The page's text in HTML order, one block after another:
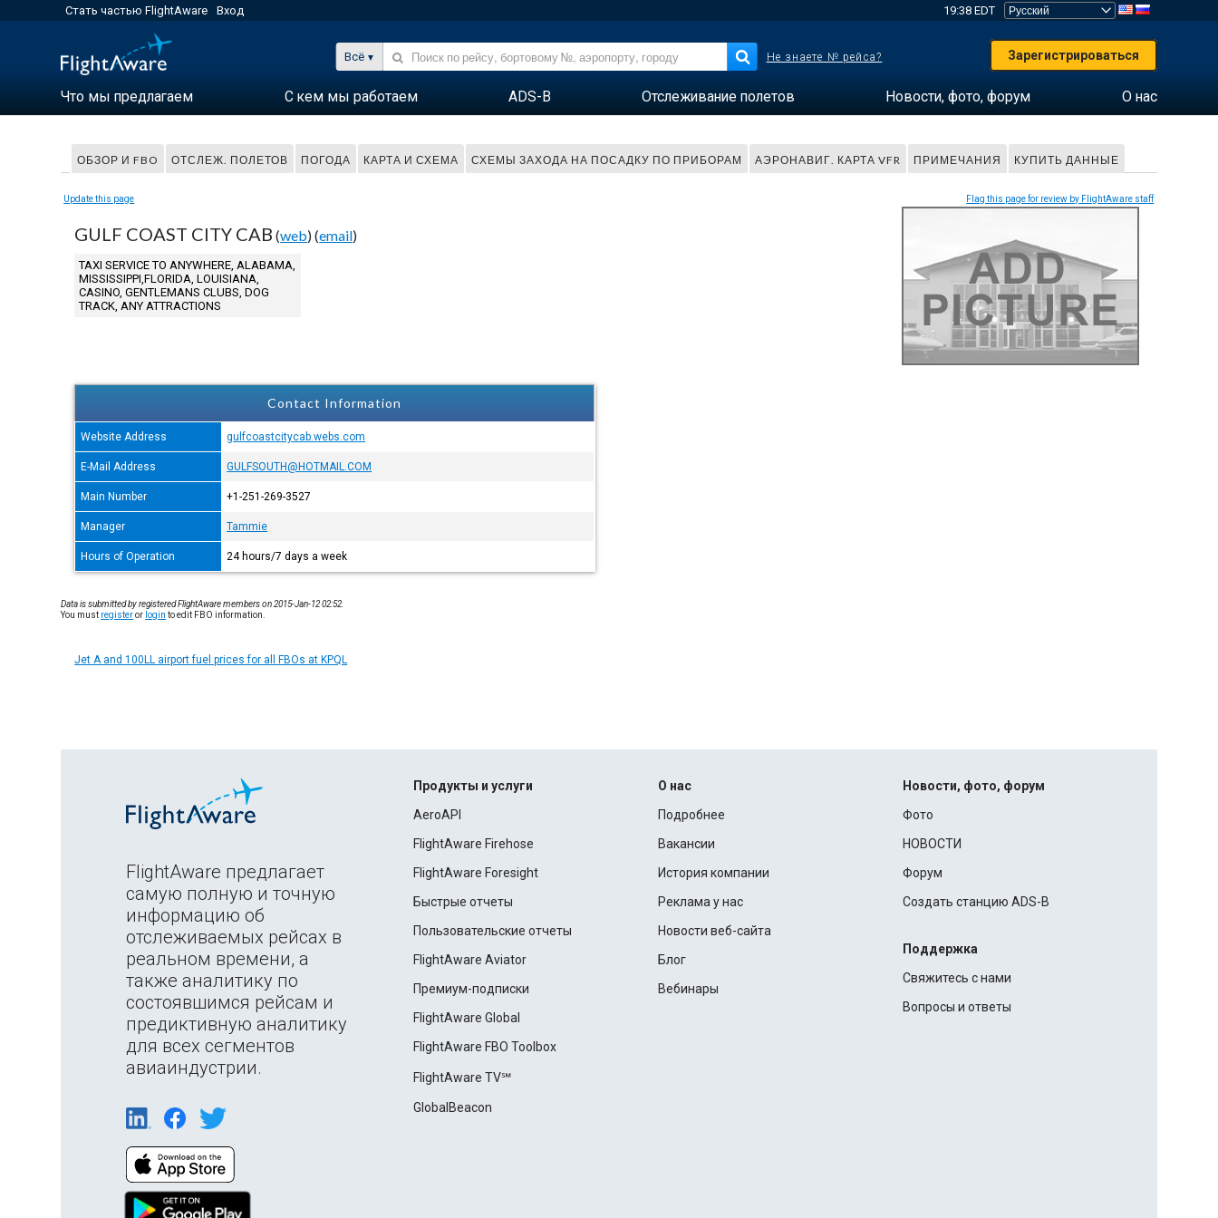
Стать частью FlightAware Вход 19:38 EDT
Всё Не знаете № рейса? Зарегистрироваться
Что мы предлагаем С кем мы работаем ADS-B Отслеживание полетов Новости, фото, форум О нас
ОБЗОР И FBO ОТСЛЕЖ. ПОЛЕТОВ ПОГОДА КАРТА И СХЕМА СХЕМЫ ЗАХОДА НА ПОСАДКУ ПО ПРИБОРАМ АЭРОНАВИГ. КАРТА VFR ПРИМЕЧАНИЯ КУПИТЬ ДАННЫЕ
Update this page Flag this page for review by FlightAware staff
GULF COAST CITY CAB (web) (email)
TAXI SERVICE TO ANYWHERE, ALABAMA,
MISSISSIPPI,FLORIDA, LOUISIANA,
CASINO, GENTLEMANS CLUBS, DOG
TRACK, ANY ATTRACTIONS
Contact Information
Website Address gulfcoastcitycab.webs.com
E-Mail Address GULFSOUTH@HOTMAIL.COM
Main Number +1-251-269-3527
Manager Tammie
Hours of Operation 24 hours/7 days a week
Data is submitted by registered FlightAware members on 2015-Jan-12 02:52.
You must registeror login to edit FBO information.
Jet A and 100LL airport fuel prices for all FBOs at KPQL
FlightAware предлагает
самую полную и точную
информацию об
отслеживаемых рейсах в
реальном времени, а
также аналитику по
состоявшимся рейсам и
предиктивную аналитику
для всех сегментов
авиаиндустрии.
Продукты и услуги
AeroAPI
FlightAware Firehose
FlightAware Foresight
Быстрые отчеты
Пользовательские отчеты
FlightAware Aviator
Премиум-подписки
FlightAware Global
FlightAware FBO Toolbox
FlightAware TV℠
GlobalBeacon
О нас
Подробнее
Вакансии
История компании
Реклама у нас
Новости веб-сайта
Блог
Вебинары
Новости, фото, форум
Фото
НОВОСТИ
Форум
Создать станцию ADS-B
Поддержка
Свяжитесь с нами
Вопросы и ответы